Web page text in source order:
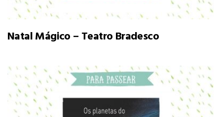
Natal Mágico – Teatro Bradesco